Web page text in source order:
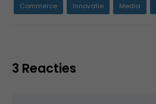
Commerce Innovatie Media
3 Reacties